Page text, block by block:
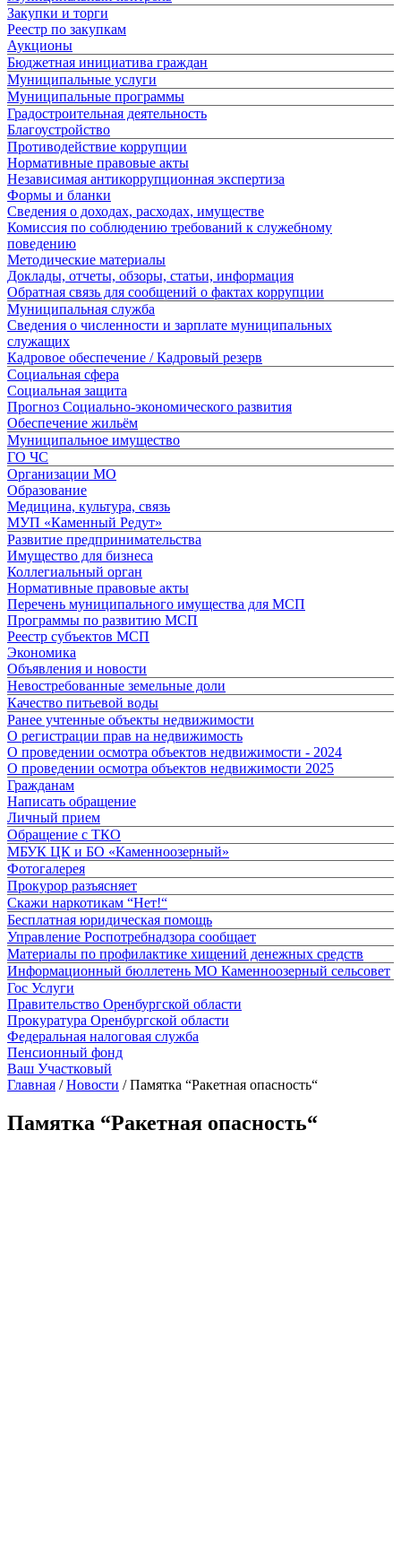
Закупки и торги
Реестр по закупкам
Аукционы
Бюджетная инициатива граждан
Муниципальные услуги
Муниципальные программы
Градостроительная деятельность
Благоустройство
Противодействие коррупции
Нормативные правовые акты
Независимая антикоррупционная экспертиза
Формы и бланки
Сведения о доходах, расходах, имуществе
Комиссия по соблюдению требований к служебному
поведению
Методические материалы
Доклады, отчеты, обзоры, статьи, информация
Обратная связь для сообщений о фактах коррупции
Муниципальная служба
Сведения о численности и зарплате муниципальных
служащих
Кадровое обеспечение / Кадровый резерв
Социальная сфера
Социальная защита
Прогноз Социально-экономического развития
Обеспечение жильём
Муниципальное имущество
ГО ЧС
Организации МО
Образование
Медицина, культура, связь
МУП «Каменный Редут»
Развитие предпринимательства
Имущество для бизнеса
Коллегиальный орган
Нормативные правовые акты
Перечень муниципального имущества для МСП
Программы по развитию МСП
Реестр субъектов МСП
Экономика
Объявления и новости
Невостребованные земельные доли
Качество питьевой воды
Ранее учтенные объекты недвижимости
О регистрации прав на недвижимость
О проведении осмотра объектов недвижимости - 2024
О проведении осмотра объектов недвижимости 2025
Гражданам
Написать обращение
Личный прием
Обращение с ТКО
МБУК ЦК и БО «Каменноозерный»
Фотогалерея
Прокурор разъясняет
Скажи наркотикам “Нет!“
Бесплатная юридическая помощь
Управление Роспотребнадзора сообщает
Материалы по профилактике хищений денежных средств
Информационный бюллетень МО Каменноозерный сельсовет
Гос Услуги
Правительство Оренбургской области
Прокуратура Оренбургской области
Федеральная налоговая служба
Пенсионный фонд
Ваш Участковый
Главная /Новости /Памятка “Ракетная опасность“
Памятка “Ракетная опасность“